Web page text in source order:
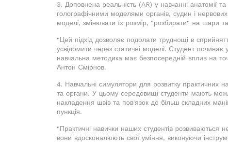
3. Доповнена реальність (AR) у навчанні анатомії
голографічними моделями органів, судин і нервових
моделі, змінювати їх розмір, "розбирати" на шари та
"Цей підхід дозволяє подолати труднощі в
усвідомити через статичні моделі. Студент починає
навчальна методика має безпосередній вплив на
Антон Смірнов.
4. Навчальні симулятори для розвитку практичних
та органи. У цьому середовищі студенти мають
накладення швів та пов'язок до більш складних
пункція.
"Практичні навички наших студентів розвиваються
вони вдосконалюють свої уміння, виконуючи